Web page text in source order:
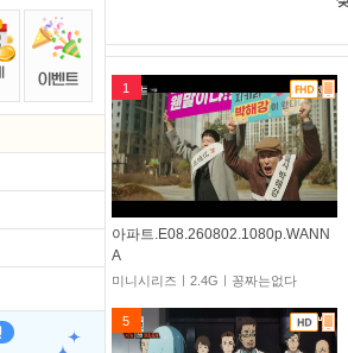
1
아파트.E08.260802.1080p.WANN
A
미니시리즈ㅣ2.4Gㅣ꽁짜는없다
5